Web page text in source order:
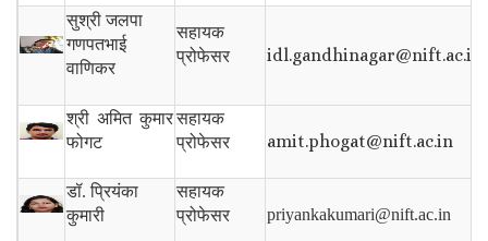
सुश्री जलपा
गणपतभाई
वाणिकर
सहायक
प्रोफेसर
idl.gandhinagar@nift.ac.in
श्री अमित कुमार
फोगट
सहायक
प्रोफेसर
amit.phogat@nift.ac.in
डॉ. प्रियंका
कुमारी
सहायक
प्रोफेसर
priyankakumari@nift.ac.in